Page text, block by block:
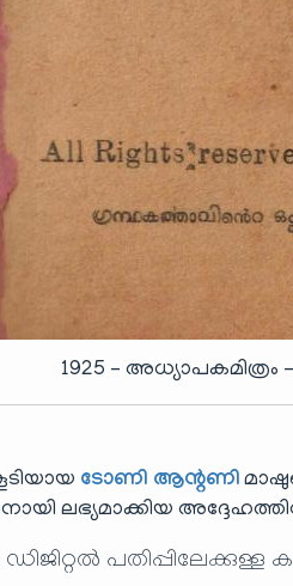
1925 –
ടോണി ആന്റണി
ലഭ്യമാക്കിയ
ഡിജിറ്റൽ പതിപ്പിലേക്കുള്ള